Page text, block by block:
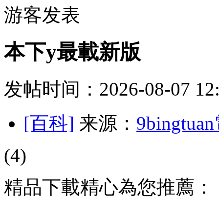
游客发表
本下y最載新版
发帖时间：2026-08-07
[百科] 来源：
(4)
精品下載精心為您推薦：